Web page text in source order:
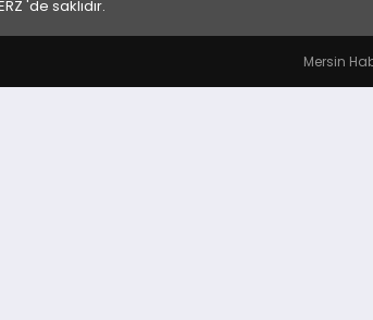
'de saklıdır.
Mersin